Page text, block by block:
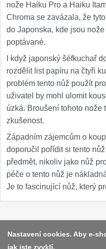
nože Haiku Pro a Haiku
Chroma se zavázala, že
do Japonska, kde jsou
poptávané.
I když japonský šéfkuchař
rozdělit list papíru na čtyři
problém tento nůž použít
uživatel by mohl ulomit
úzká. Broušení tohoto nože
zkušenost.
Západním zájemcům o
doporučil pořídit si tento
předmět, nikoliv jako nůž
péče o tento nůž je
Je to fascinující nůž, který
Platba a dodávka
Nastavení cookies. Aby e-
jak jste zvyklí.